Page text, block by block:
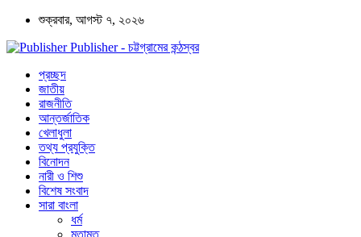
শুক্রবার, আগস্ট ৭, ২০২৬
Publisher - চট্টগ্রামের কন্ঠস্বর
প্রচ্ছদ
জাতীয়
রাজনীতি
আন্তর্জাতিক
খেলাধুলা
তথ্য প্রযুক্তি
বিনোদন
নারী ও শিশু
বিশেষ সংবাদ
সারা বাংলা
ধর্ম
মতামত